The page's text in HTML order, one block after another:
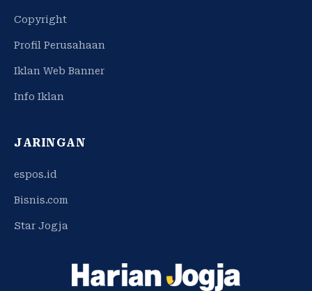
Copyright
Profil Perusahaan
Iklan Web Banner
Info Iklan
JARINGAN
espos.id
Bisnis.com
Star Jogja